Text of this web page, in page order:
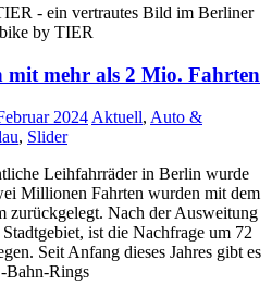
- ein vertrautes Bild im Berliner
by TIER
mehr als 2 Mio. Fahrten
2024 Aktuell, Auto &
, Slider
Leihfahrräder in Berlin wurde
Millionen Fahrten wurden mit dem
zurückgelegt. Nach der Ausweitung
ist die Nachfrage um 72
Seit Anfang dieses Jahres gibt es
Bahn-Rings